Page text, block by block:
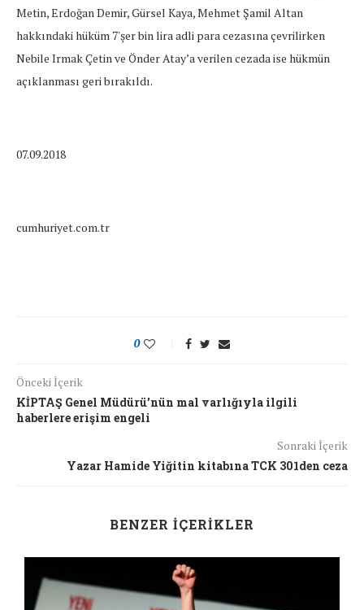
Metin, Erdoğan Demir, Gürsel Kaya, Mehmet Şamil Altan
hakkındaki hüküm 7'şer bin lira adli para cezasına çevrilirken
Nebile Irmak Çetin ve Önder Atay’a verilen cezada ise hükmün
açıklanması geri bırakıldı.
07.09.2018
cumhuriyet.com.tr
0
Önceki İçerik
KİPTAŞ Genel Müdürü’nün mal varlığıyla ilgili
haberlere erişim engeli
Sonraki İçerik
Yazar Hamide Yiğitin kitabına TCK 301den ceza
BENZER İÇERIKLER